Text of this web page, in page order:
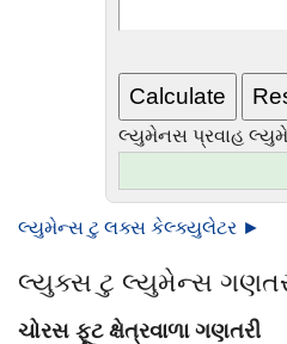
લ્યુમેનસ પ્રવાહ
લ્યુમેન્સ ટુ લક્સ કેલ્ક્યુલેટર ►
લ્યુક્સ ટુ લ્યુમેન્સ
ચોરસ ફૂટ ક્ષેત્રવાળા ગણતરી